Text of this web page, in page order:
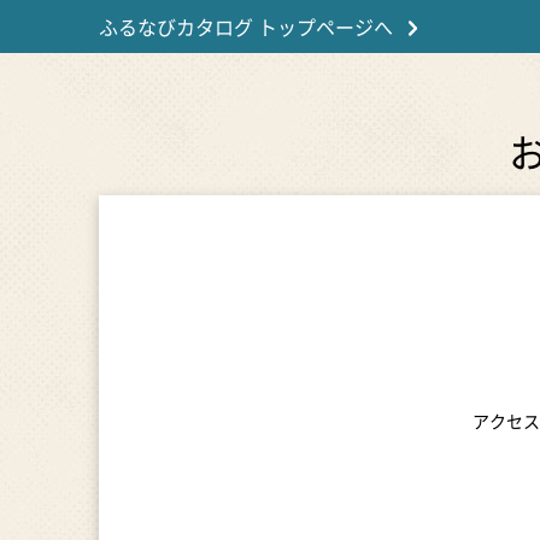
ふるなびカタログ トップページへ
アクセ